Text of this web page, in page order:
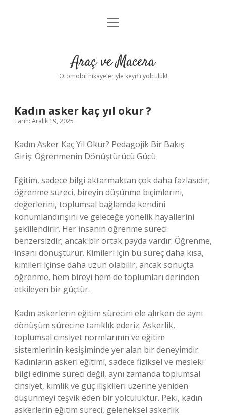
Anasayfa
Yasal Uyarı
menüyü
Araç ve Macera
Otomobil hikayeleriyle keyifli yolculuk!
Kadın asker kaç yıl okur ?
Tarih: Aralık 19, 2025
Kadın Asker Kaç Yıl Okur? Pedagojik Bir Bakış
Giriş: Öğrenmenin Dönüştürücü Gücü
Eğitim, sadece bilgi aktarmaktan çok daha fazlasıdır;
öğrenme süreci, bireyin düşünme biçimlerini,
değerlerini, toplumsal bağlamda kendini
konumlandırışını ve geleceğe yönelik hayallerini
şekillendirir. Her insanın öğrenme süreci
benzersizdir; ancak bir ortak payda vardır: Öğrenme,
insanı dönüştürür. Kimileri için bu süreç daha kısa,
kimileri içinse daha uzun olabilir, ancak sonuçta
öğrenme, hem bireyi hem de toplumları derinden
etkileyen bir güçtür.
Kadın askerlerin eğitim sürecini ele alırken de aynı
dönüşüm sürecine tanıklık ederiz. Askerlik,
toplumsal cinsiyet normlarının ve eğitim
sistemlerinin kesişiminde yer alan bir deneyimdir.
Kadınların askeri eğitimi, sadece fiziksel ve mesleki
bilgi edinme süreci değil, aynı zamanda toplumsal
cinsiyet, kimlik ve güç ilişkileri üzerine yeniden
düşünmeyi teşvik eden bir yolculuktur. Peki, kadın
askerlerin eğitim süreci, geleneksel askerlik